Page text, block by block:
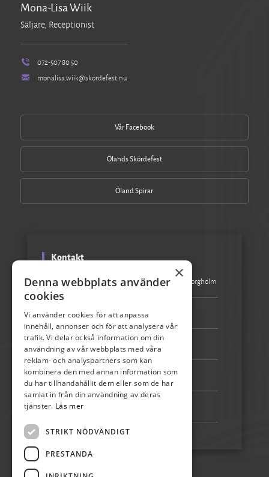
Mona-Lisa Wiik
Säljare, Receptionist
072-507 80 50
monalisa.wiik@skordefest.nu
Vår Facebook
Ölands Skördefest
Öland Spirar
Kontakt
Besöksadress: Turistbyrån Storgatan 1, 387 31 Borgholm
Epost: info@skordefest.nu
072-507 80 50
Bankgiro: 5192-4348
Swish: 123 222 02 67
×
Denna webbplats använder
cookies
Vi använder cookies för att anpassa
innehåll, annonser och för att analysera vår
trafik. Vi delar också information om din
användning av vår webbplats med våra
reklam- och analyspartners som kan
kombinera den med annan information som
du har tillhandahållit dem eller som de har
samlat in från din användning av deras
tjänster. Läs mer
STRIKT NÖDVÄNDIGT
PRESTANDA